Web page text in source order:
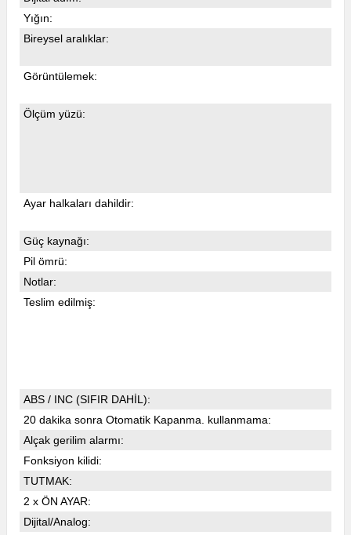
Yığın:
Bireysel aralıklar:
Görüntülemek:
Ölçüm yüzü:
Ayar halkaları dahildir:
Güç kaynağı:
Pil ömrü:
Notlar:
Teslim edilmiş:
ABS / INC (SIFIR DAHİL):
20 dakika sonra Otomatik Kapanma. kullanmama:
Alçak gerilim alarmı:
Fonksiyon kilidi:
TUTMAK:
2 x ÖN AYAR:
Dijital/Analog: